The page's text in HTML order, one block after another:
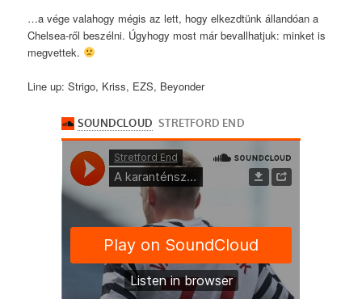
…a vége valahogy mégis az lett, hogy elkezdtünk állandóan a
Chelsea-ről beszélni. Úgyhogy most már bevallhatjuk: minket is
megvettek.
Line up: Strigo, Kriss, EZS, Beyonder